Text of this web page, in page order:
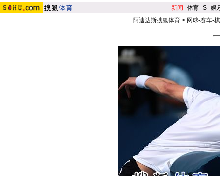
新闻 -体育-S-娱
阿迪达斯搜狐体育> 网球-赛车-